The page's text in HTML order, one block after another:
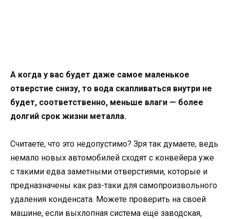
А когда у вас будет даже самое маленькое
отверстие снизу, то вода скапливаться внутри не
будет, соответственно, меньше влаги — более
долгий срок жизни металла.
Считаете, что это недопустимо? Зря так думаете, ведь
немало новых автомобилей сходят с конвейера уже
с такими едва заметными отверстиями, которые и
предназначены как раз-таки для самопроизвольного
удаления конденсата. Можете проверить на своей
машине, если выхлопная система ещё заводская,